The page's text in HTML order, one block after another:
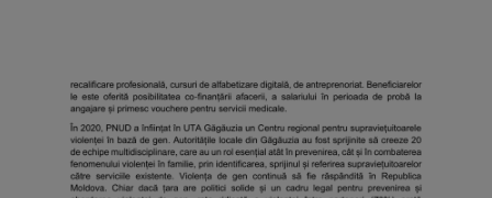
video
Galerii
foto